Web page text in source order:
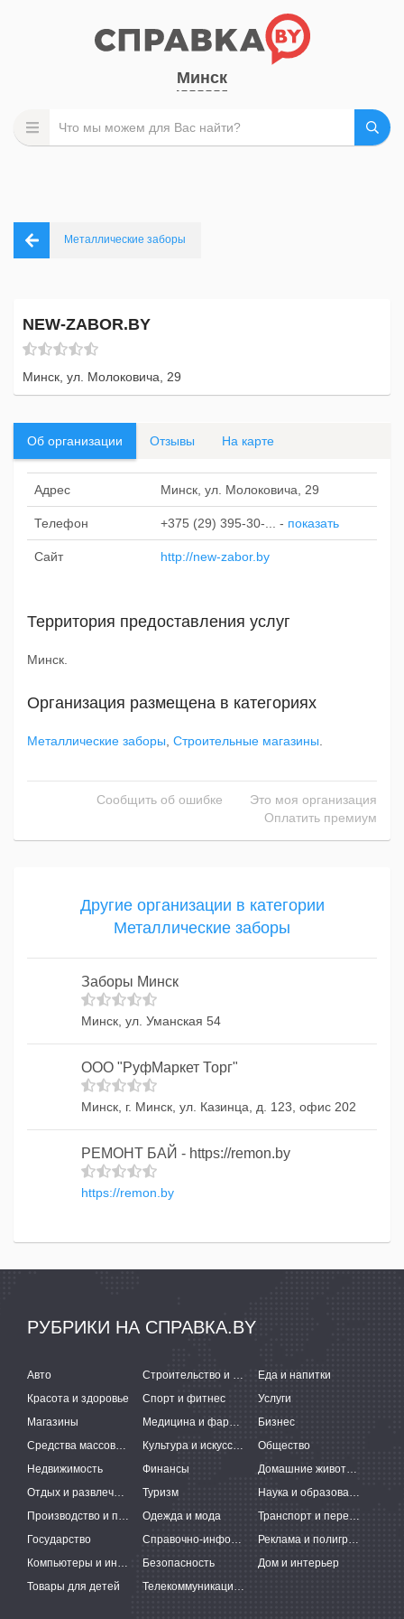
Минск
Металлические заборы
NEW-ZABOR.BY
Минск, ул. Молоковича, 29
Об организации Отзывы На карте
Адрес Минск, ул. Молоковича, 29
Телефон +375 (29) 395-30-... - показать
Сайт http://new-zabor.by
Территория предоставления услуг
Минск.
Организация размещена в категориях
Металлические заборы Строительные магазины
Сообщить об ошибке
Это моя организация
Оплатить премиум
Другие организации в категории
Металлические заборы
Заборы Минск
Минск, ул. Уманская 54
ООО "РуфМаркет Торг"
Минск, г. Минск, ул. Казинца, д. 123, офис 202
РЕМОНТ БАЙ - https://remon.by
https://remon.by
РУБРИКИ НА СПРАВКА.BY
Авто Строительство и ремонт
Еда и напитки
Красота и здоровье
Спорт и фитнес
Услуги
Магазины
Медицина и фармацевтика
Бизнес
Средства массовой информации
Культура и искусство
Общество
Недвижимость
Финансы
Домашние животные
Отдых и развлечения
Туризм
Наука и образование
Производство и поставки
Одежда и мода
Транспорт и перевозки
Государство
Справочно-информационные системы
Реклама и полиграфия
Компьютеры и интернет
Безопасность
Дом и интерьер
Товары для детей
Телекоммуникации и связь